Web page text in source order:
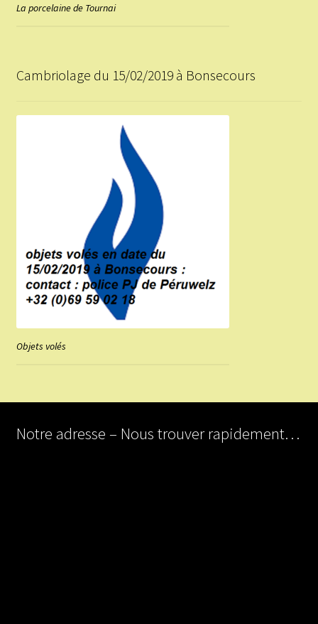
La porcelaine de Tournai
Cambriolage du 15/02/2019 à Bonsecours
Objets volés
Notre adresse – Nous trouver rapidement…